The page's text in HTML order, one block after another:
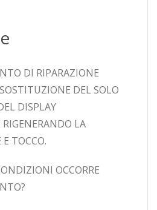
DI RIPARAZIONE
DEL SOLO
DISPLAY
LA
TOCCO.
OCCORRE